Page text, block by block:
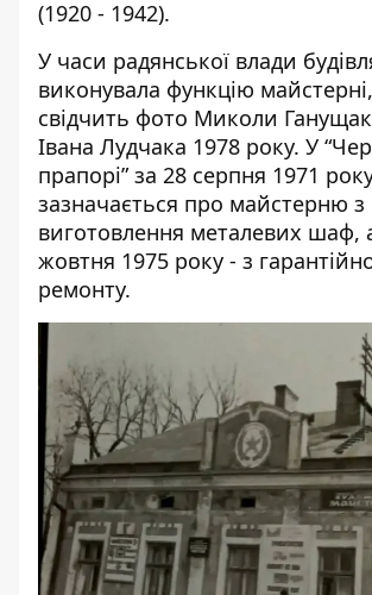
(1920 - 1942).
У часи радянської влади
виконувала функцію
свідчить фото Миколи
Івана Лудчака 1978 року. У
прапорі” за 28 серпня 1971
зазначається про майстерню з
виготовлення металевих шаф,
жовтня 1975 року - з
ремонту.